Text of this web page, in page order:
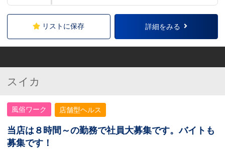
リストに保存 詳細をみる
スイカ
風俗ワーク 店舗型ヘルス
当店は８時間～の勤務で社員大募集です。バイトも
募集です！